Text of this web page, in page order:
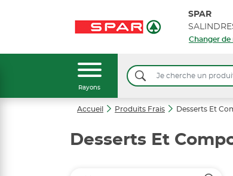
SPAR
Changer de
Rayons
Accueil Produits Frais Desserts Et
Desserts Et